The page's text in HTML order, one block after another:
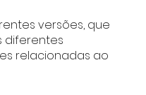
versões, que
diferentes
relacionadas ao